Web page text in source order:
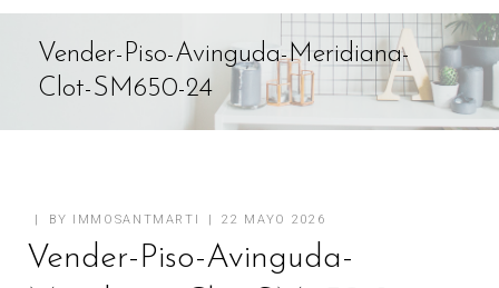
Vender-Piso-Avinguda-Meridiana-
Clot-SM650-24
BY IMMOSANTMARTI 22 MAYO 2026
Vender-Piso-Avinguda-